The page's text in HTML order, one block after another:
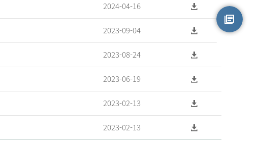
2024-04-16
2023-09-04
2023-08-24
2023-06-19
2023-02-13
2023-02-13